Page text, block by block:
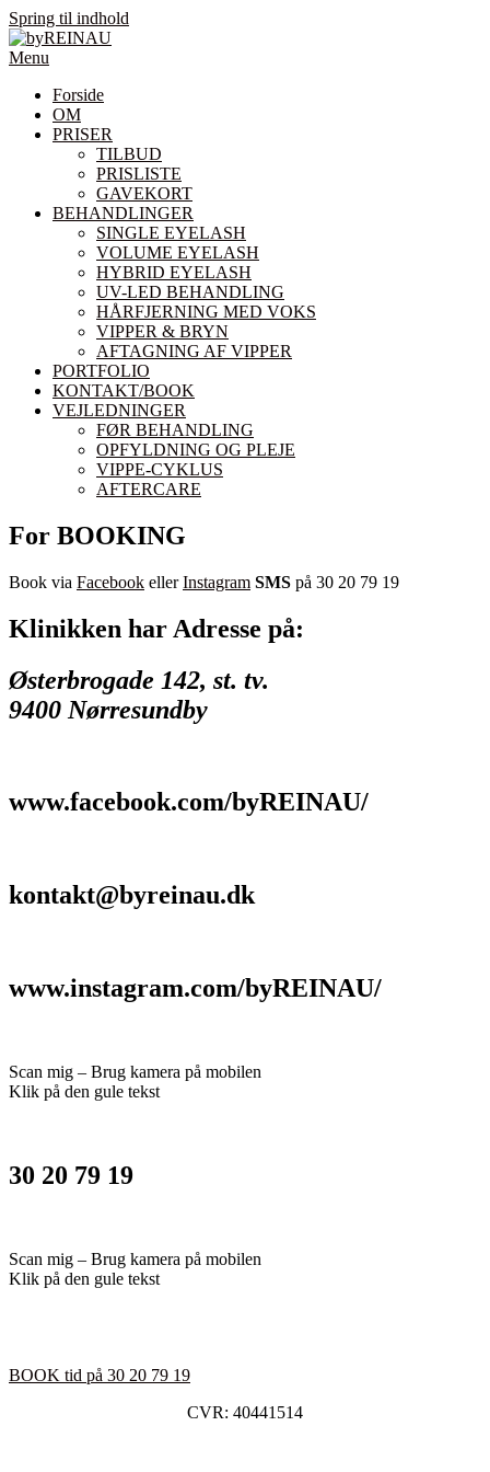
Spring til indhold
Menu
Forside
OM
PRISER
TILBUD
PRISLISTE
GAVEKORT
BEHANDLINGER
SINGLE EYELASH
VOLUME EYELASH
HYBRID EYELASH
UV-LED BEHANDLING
HÅRFJERNING MED VOKS
VIPPER & BRYN
AFTAGNING AF VIPPER
PORTFOLIO
KONTAKT/BOOK
VEJLEDNINGER
FØR BEHANDLING
OPFYLDNING OG PLEJE
VIPPE-CYKLUS
AFTERCARE
For BOOKING
Book via Facebook ellerInstagram SMS på 30 20 79 19
Klinikken har Adresse på:
Østerbrogade 142, st. tv.
9400 Nørresundby
www.facebook.com/byREINAU/
kontakt@byreinau.dk
www.instagram.com/byREINAU/
Scan mig – Brug kamera på mobilen
Klik på den gule tekst
30 20 79 19
Scan mig – Brug kamera på mobilen
Klik på den gule tekst
BOOK tid på 30 20 79 19
CVR: 40441514